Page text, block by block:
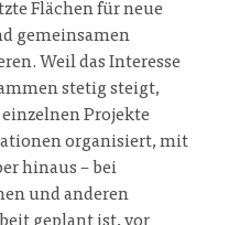
Flächen für neue
gemeinsamen
Weil das Interesse
stetig steigt,
Projekte
organisiert, mit
hinaus – bei
und anderen